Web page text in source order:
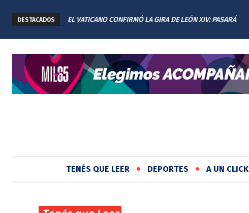
DESTACADOS
EL VATICANO CONFIRMÓ LA GIRA DE LEÓN XIV: PASARÁ
TENÉS QUE LEER DEPORTES A UN CLICK